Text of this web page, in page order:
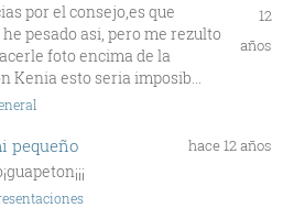
por el consejo,es que
pesado asi, pero me rezulto
foto encima de la
Kenia esto seria imposib...
12
años
pequeño hace 12 años